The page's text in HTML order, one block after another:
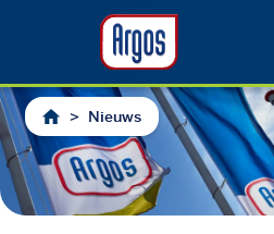
> Nieuws